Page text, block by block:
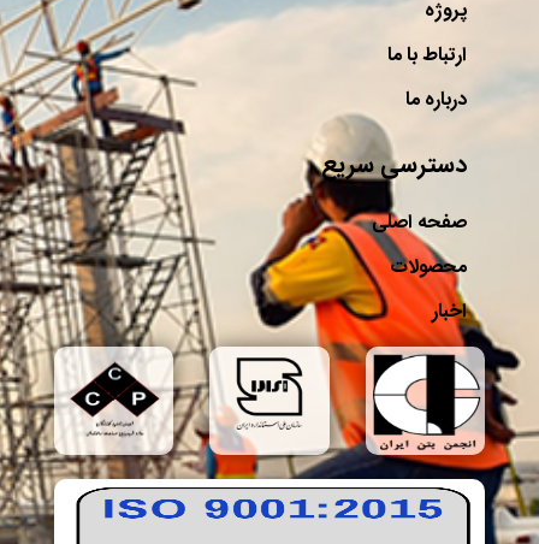
پروژه
ارتباط با ما
درباره ما
دسترسی سریع
صفحه اصلی
محصولات
اخبار